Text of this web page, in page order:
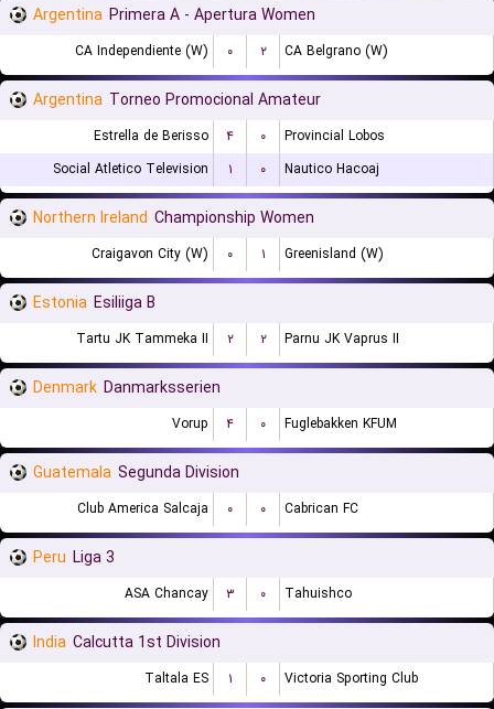
Argentina Primera A - Apertura Women
CA Independiente (W) ۰ ۲ CA Belgrano (W)
Argentina Torneo Promocional Amateur
Estrella de Berisso ۴ ۰
Provincial Lobos
Social Atletico Television
۱ ۰ Nautico Hacoaj
Northern Ireland Championship Women
Craigavon City (W) ۰ ۱ Greenisland (W)
Estonia Esiliiga B
Tartu JK Tammeka II ۲ ۲ Parnu JK Vaprus II
Denmark Danmarksserien
Vorup ۴ ۰ Fuglebakken KFUM
Guatemala Segunda Division
Club America Salcaja ۰ ۰ Cabrican FC
Peru Liga 3
ASA Chancay ۳ ۰ Tahuishco
India Calcutta 1st Division
Taltala ES ۱ ۰ Victoria Sporting Club